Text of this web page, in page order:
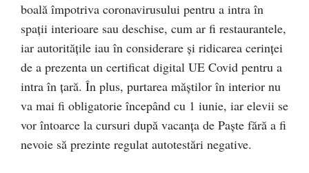
boală împotriva coronavirusului pentru a intra în
spații interioare sau deschise, cum ar fi restaurantele,
iar autoritățile iau în considerare și ridicarea cerinței
de a prezenta un certificat digital UE Covid pentru a
intra în țară. În plus, purtarea măștilor în interior nu
va mai fi obligatorie începând cu 1 iunie, iar elevii se
vor întoarce la cursuri după vacanța de Paște fără a fi
nevoie să prezinte regulat autotestări negative.